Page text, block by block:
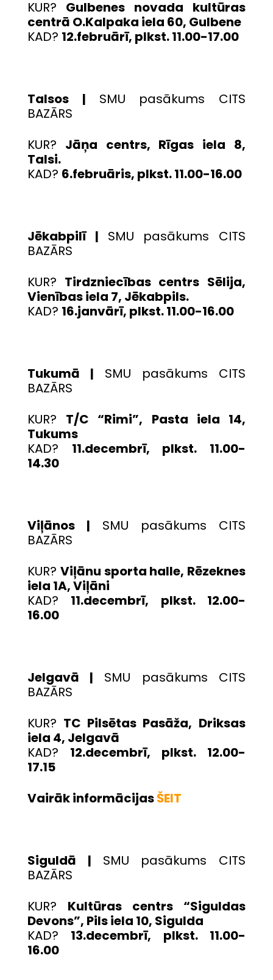
KUR? Gulbenes novada kultūras
centrā O.Kalpaka iela 60, Gulbene
KAD? 12.februārī, plkst. 11.00-17.00
Talsos | SMU pasākums CITS
BAZĀRS
KUR? Jāņa centrs, Rīgas iela 8,
Talsi.
KAD? 6.februāris, plkst. 11.00-16.00
Jēkabpilī | SMU pasākums CITS
BAZĀRS
KUR? Tirdzniecības centrs Sēlija,
Vienības iela 7, Jēkabpils.
KAD? 16.janvārī, plkst. 11.00-16.00
Tukumā | SMU pasākums CITS
BAZĀRS
KUR? T/C “Rimi”, Pasta iela 14,
Tukums
KAD? 11.decembrī, plkst. 11.00-
14.30
Viļānos | SMU pasākums CITS
BAZĀRS
KUR? Viļānu sporta halle, Rēzeknes
iela 1A, Viļāni
KAD? 11.decembrī, plkst. 12.00-
16.00
Jelgavā | SMU pasākums CITS
BAZĀRS
KUR? TC Pilsētas Pasāža, Driksas
iela 4, Jelgavā
KAD? 12.decembrī, plkst. 12.00-
17.15
Vairāk informācijasŠEIT
Siguldā | SMU pasākums CITS
BAZĀRS
KUR? Kultūras centrs “Siguldas
Devons”, Pils iela 10, Sigulda
KAD? 13.decembrī, plkst. 11.00-
16.00